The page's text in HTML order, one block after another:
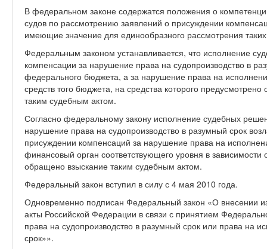
В федеральном законе содержатся положения о
судов по рассмотрению заявлений о присуждении
имеющие значение для единообразного рассмотрения
Федеральным законом устанавливается, что исполнение
компенсации за нарушение права на судопроизводство в
федерального бюджета, а за нарушение права на
средств того бюджета, на средства которого
таким судебным актом.
Согласно федеральному закону исполнение судебных
нарушение права на судопроизводство в разумный срок
присуждении компенсаций за нарушение права на
финансовый орган соответствующего уровня в зависимости
обращено взыскание таким судебным актом.
Федеральный закон вступил в силу с 4 мая 2010 года.
Одновременно подписан Федеральный закон «О внесении
акты Российской Федерации в связи с принятием
права на судопроизводство в разумный срок или права на
срок»».